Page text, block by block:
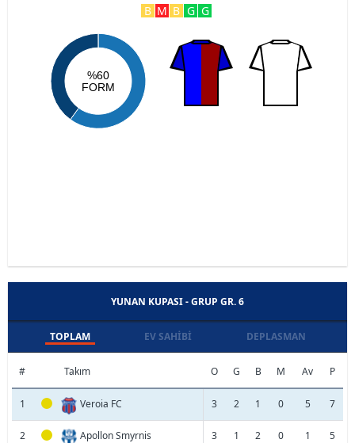
B M B G G
%60
FORM
YUNAN KUPASI - GRUP GR. 6
TOPLAM EV SAHIBI DEPLASMAN
# Takım O G B M Av P
1 Veroia FC 3 2 1 0 5 7
2 Apollon Smyrnis 3 1 2 0 1 5